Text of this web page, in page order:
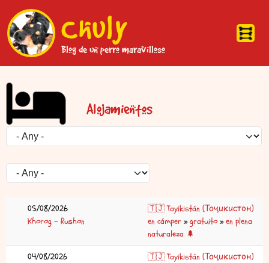
Chuly
Blog de un perro maravilloso
Alojamientos
05/08/2026
Khorog – Rushon
🇹🇯 Tayikistán (Тоҷикистон)
en cámper »gratuito»en plena
naturaleza 🌲
04/08/2026
🇹🇯 Tayikistán (Тоҷикистон)